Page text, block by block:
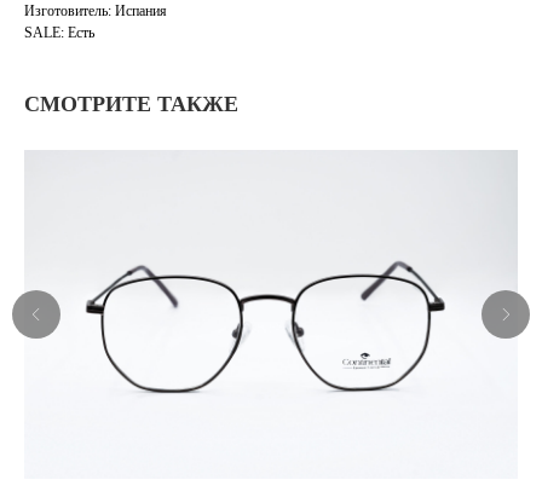
Изготовитель: Испания
SALE: Есть
СМОТРИТЕ ТАКЖЕ